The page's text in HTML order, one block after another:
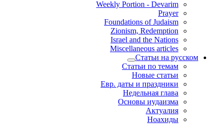
Weekly Portion - Devarim
Prayer
Foundations of Judaism
Zionism, Redemption
Israel and the Nations
Miscellaneous articles
Статьи на русском
Статьи по темам
Новые статьи
Евр. даты и праздники
Недельная глава
Основы иудаизма
Актуалия
Ноахиды